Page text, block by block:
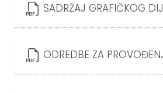
SADRŽAJ GRAFIČKOG
ODREDBE ZA